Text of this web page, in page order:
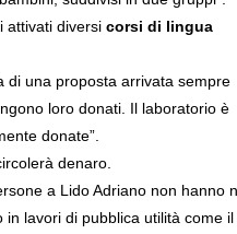
attivati diversicorsi di lingua
di una proposta arrivata sempre
loro donati. Il laboratorio è
donate”.
denaro.
a Lido Adriano non hanno
lavori di pubblica utilità come il